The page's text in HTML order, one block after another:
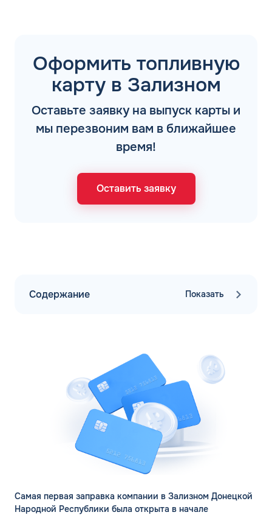
Оформить топливную
карту в Зализном
Оставьте заявку на выпуск карты и
мы перезвоним вам в ближайшее
время!
Оставить заявку
Содержание Показать
Самая первая заправка компании в Зализном Донецкой
Народной Республики была открыта в начале